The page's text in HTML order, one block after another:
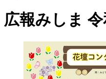
広報みしま